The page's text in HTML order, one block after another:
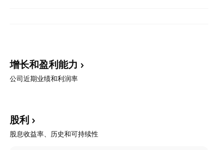
增长和盈利能力
公司近期业绩和利润率
股利
股息收益率、历史和可持续性